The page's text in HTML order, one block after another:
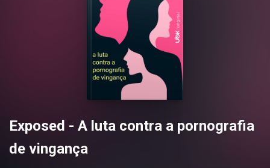
Exposed - A luta contra a pornografia
de vingança